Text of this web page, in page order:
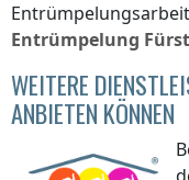
Entrümpelung
WEITERE
ANBIETEN KÖNNEN